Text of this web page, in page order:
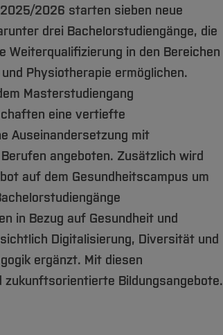
2026 starten sieben neue
drei Bachelorstudiengänge, die
Weiterqualifizierung in den Bereichen
Physiotherapie ermöglichen.
Masterstudiengang
eine vertiefte
Auseinandersetzung mit
angeboten. Zusätzlich wird
auf dem Gesundheitscampus um
in Bezug auf Gesundheit und
Digitalisierung, Diversität und
ergänzt. Mit diesen
Bildungsangebote.